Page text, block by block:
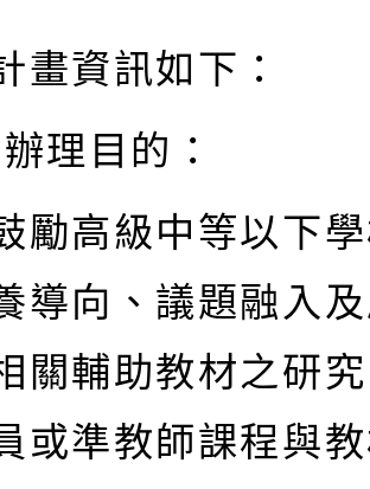
畫資訊如下：
辦理目的：
勵高級中等以下
導向、議題融入
關輔助教材之研
或準教師課程與